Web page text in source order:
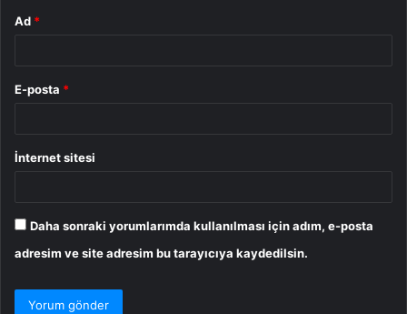
Ad *
E-posta *
İnternet sitesi
Daha sonraki yorumlarımda kullanılması için adım, e-posta
adresim ve site adresim bu tarayıcıya kaydedilsin.